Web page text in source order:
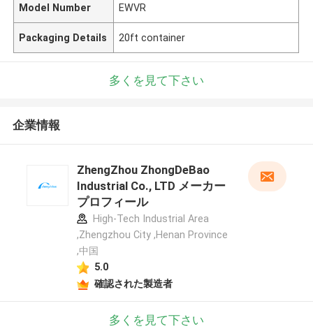
Model Number EWVR
Packaging Details 20ft container
多くを見て下さい
企業情報
ZhengZhou ZhongDeBao
Industrial Co., LTD メーカー
プロフィール
High-Tech Industrial Area
,Zhengzhou City ,Henan Province
,中国
5.0
確認された製造者
多くを見て下さい